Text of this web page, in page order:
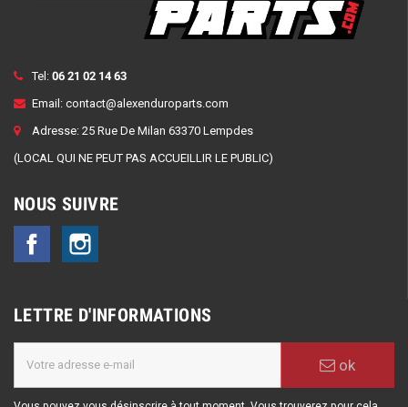
Tel: 06 21 02 14 63
Email: contact@alexenduroparts.com
Adresse: 25 Rue De Milan 63370 Lempdes
(LOCAL QUI NE PEUT PAS ACCUEILLIR LE PUBLIC)
NOUS SUIVRE
Facebook
LETTRE D'INFORMATIONS
ok